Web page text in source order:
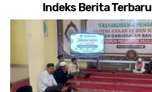
Indeks Berita Terbaru